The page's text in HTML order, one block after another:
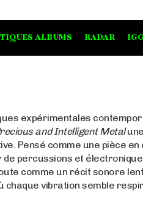
ALBUMS RADAR
expérimentales
and Intelligent Metal
Pensé comme une pièce en
percussions et
comme un récit sonore
chaque vibration semble